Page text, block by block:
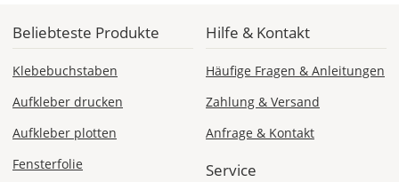
Beliebteste Produkte
Klebebuchstaben
Aufkleber drucken
Aufkleber plotten
Fensterfolie
Hilfe & Kontakt
Häufige Fragen & Anleitungen
Zahlung & Versand
Anfrage & Kontakt
Service